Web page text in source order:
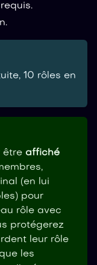
10 rôles en
être affiché
(en lui
pour
rôle avec
protégerez
leur rôle
les